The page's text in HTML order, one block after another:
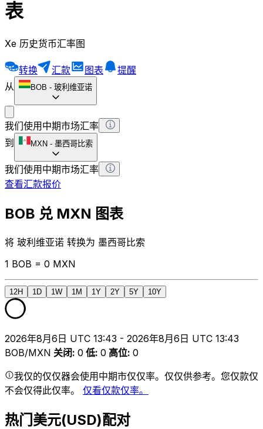
表
Xe 历史货币汇率图
转换 汇款 图表
提醒
从
BOB - 玻利维亚诺
我们使用中期市场汇率
到
MXN - 墨西哥比索
我们使用中期市场汇率
查看汇款报价
BOB 兑 MXN 图表
将 玻利维亚诺 转换为 墨西哥比索
1 BOB = 0 MXN
12H 1D 1W 1M 1Y 2Y 5Y 10Y
2026年8月6日 UTC 13:43 - 2026年8月6日 UTC 13:43
BOB/MXN 关闭: 0 低: 0 高位: 0
我仅的仅仅器会使用中期市仅仅率。仅仅供参考。您仅款仅
不会仅得此仅率。 仅看仅款仅率。
热门美元(USD)配对